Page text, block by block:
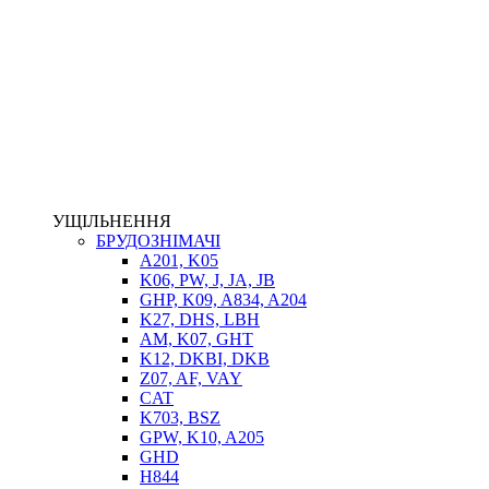
ВТУЛКИ
УЩІЛЬНЕННЯ
БРУДОЗНІМАЧІ
A201, K05
K06, PW, J, JA, JB
GHP, K09, A834, A204
K27, DHS, LBH
AM, K07, GHT
K12, DKBI, DKB
Z07, AF, VAY
CAT
K703, BSZ
GPW, K10, A205
GHD
H844